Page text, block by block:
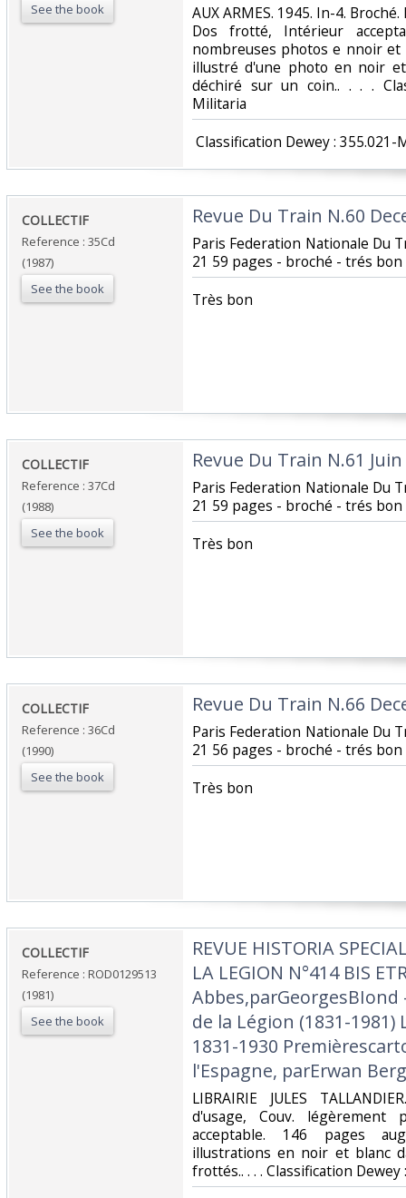
See the book
‎AUX ARMES. 1945. In-4.
Dos frotté, Intérieur
nombreuses photos e nnoir
illustré d'une photo en noir
déchiré sur un coin.. . . .
Militaria‎
Classification Dewey : 355.021-
‎COLLECTIF‎
Reference : 35Cd
(1987)
See the book
‎Revue Du Train N.60
‎Paris Federation Nationale Du
21 59 pages - broché - trés
‎Très bon ‎
‎COLLECTIF‎
Reference : 37Cd
(1988)
See the book
‎Revue Du Train N.61
‎Paris Federation Nationale Du
21 59 pages - broché - trés
‎Très bon ‎
‎COLLECTIF‎
Reference : 36Cd
(1990)
See the book
‎Revue Du Train N.66
‎Paris Federation Nationale Du
21 56 pages - broché - trés
‎Très bon ‎
‎COLLECTIF‎
Reference : ROD0129513
(1981)
See the book
‎REVUE HISTORIA
LA LEGION N°414 BIS
de la Légion (1831-1981)
1831-1930
l'Espagne, parErwan
‎LIBRAIRIE JULES
d'usage, Couv.
acceptable. 146 pages
illustrations en noir et blanc
frottés.. . . . Classification